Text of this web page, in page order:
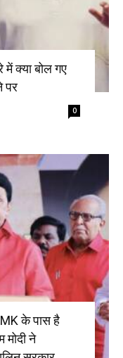
क्या बोल गए
पर
0
के पास है
मोदी ने